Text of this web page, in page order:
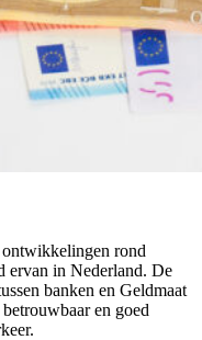
rond
ervan in Nederland. De
banken en Geldmaat
en goed